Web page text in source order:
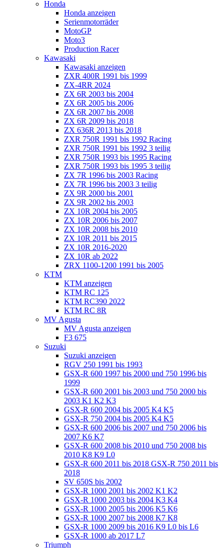
Honda
Honda anzeigen
Serienmotorräder
MotoGP
Moto3
Production Racer
Kawasaki
Kawasaki anzeigen
ZXR 400R 1991 bis 1999
ZX-4RR 2024
ZX 6R 2003 bis 2004
ZX 6R 2005 bis 2006
ZX 6R 2007 bis 2008
ZX 6R 2009 bis 2018
ZX 636R 2013 bis 2018
ZXR 750R 1991 bis 1992 Racing
ZXR 750R 1991 bis 1992 3 teilig
ZXR 750R 1993 bis 1995 Racing
ZXR 750R 1993 bis 1995 3 teilig
ZX 7R 1996 bis 2003 Racing
ZX 7R 1996 bis 2003 3 teilig
ZX 9R 2000 bis 2001
ZX 9R 2002 bis 2003
ZX 10R 2004 bis 2005
ZX 10R 2006 bis 2007
ZX 10R 2008 bis 2010
ZX 10R 2011 bis 2015
ZX 10R 2016-2020
ZX 10R ab 2022
ZRX 1100-1200 1991 bis 2005
KTM
KTM anzeigen
KTM RC 125
KTM RC390 2022
KTM RC 8R
MV Agusta
MV Agusta anzeigen
F3 675
Suzuki
Suzuki anzeigen
RGV 250 1991 bis 1993
GSX-R 600 1997 bis 2000 und 750 1996 bis
1999
GSX-R 600 2001 bis 2003 und 750 2000 bis
2003 K1 K2 K3
GSX-R 600 2004 bis 2005 K4 K5
GSX-R 750 2004 bis 2005 K4 K5
GSX-R 600 2006 bis 2007 und 750 2006 bis
2007 K6 K7
GSX-R 600 2008 bis 2010 und 750 2008 bis
2010 K8 K9 L0
GSX-R 600 2011 bis 2018 GSX-R 750 2011 bis
2018
SV 650S bis 2002
GSX-R 1000 2001 bis 2002 K1 K2
GSX-R 1000 2003 bis 2004 K3 K4
GSX-R 1000 2005 bis 2006 K5 K6
GSX-R 1000 2007 bis 2008 K7 K8
GSX-R 1000 2009 bis 2016 K9 L0 bis L6
GSX-R 1000 ab 2017 L7
Triumph